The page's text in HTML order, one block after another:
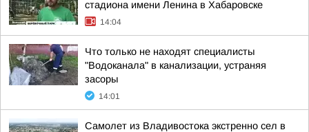
стадиона имени Ленина в Хабаровске
14:04
Что только не находят специалисты
"Водоканала" в канализации, устраняя
засоры
14:01
Самолет из Владивостока экстренно сел в